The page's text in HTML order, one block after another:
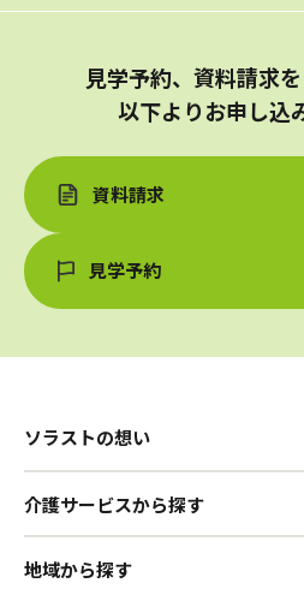
見学予約、資料請求を
以下よりお申し込
資料請求
見学予約
ソラストの想い
介護サービスから探す
地域から探す